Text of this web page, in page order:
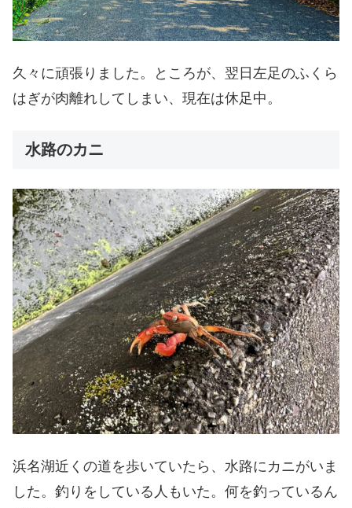
久々に頑張りました。ところが、翌日左足のふくら
はぎが肉離れしてしまい、現在は休足中。
水路のカニ
浜名湖近くの道を歩いていたら、水路にカニがいま
した。釣りをしている人もいた。何を釣っているん